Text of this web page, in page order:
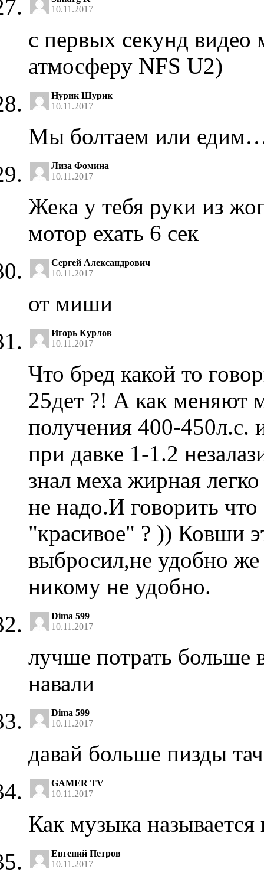
10.11.2017
с первых секунд видео
атмосферу NFS U2)
Нурик Шурик
10.11.2017
Мы болтаем или
Лиза Фомина
10.11.2017
Жека у тебя руки из
мотор ехать 6 сек
Сергей Александрович
10.11.2017
от миши
Игорь Курлов
10.11.2017
Что бред какой то
25дет ?! А как меняют
получения 400-
при давке 1-1.2
знал меха жирная
не надо.И говорить
"красивое" ? )) Ковши
выбросил,не удобно же
никому не удобно.
Dima 599
10.11.2017
лучше потрать больше
навали
Dima 599
10.11.2017
давай больше пизды
GAMER TV
10.11.2017
Как музыка
Евгений Петров
10.11.2017